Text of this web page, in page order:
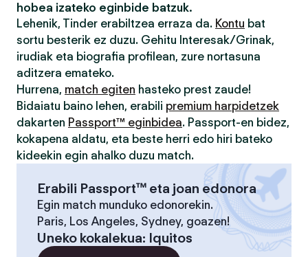
hobea izateko eginbide batzuk.
Lehenik, Tinder erabiltzea erraza da. Kontu bat
sortu besterik ez duzu. Gehitu Interesak/Grinak,
irudiak eta biografia profilean, zure nortasuna
aditzera emateko.
Hurrena, match egiten hasteko prest zaude!
Bidaiatu baino lehen, erabili premium harpidetzek
dakarten Passport™ eginbidea. Passport-en bidez,
kokapena aldatu, eta beste herri edo hiri bateko
kideekin egin ahalko duzu match.
Erabili Passport™ eta joan edonora
Egin match munduko edonorekin.
Paris, Los Angeles, Sydney, goazen!
Uneko kokalekua: Iquitos